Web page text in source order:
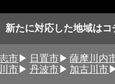
新たに対応した地域はコ
市 日置市 薩摩川内
市
丹波市 加古川市